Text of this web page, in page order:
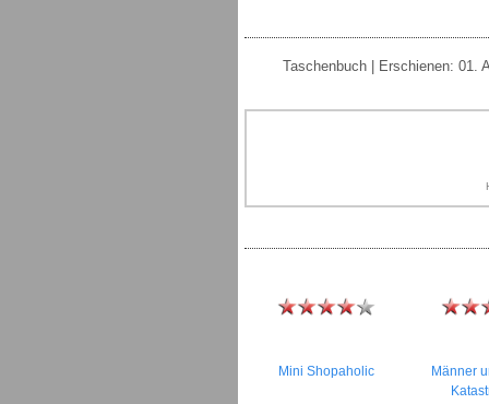
Taschenbuch | Erschienen: 01.
Mini Shopaholic
Männer